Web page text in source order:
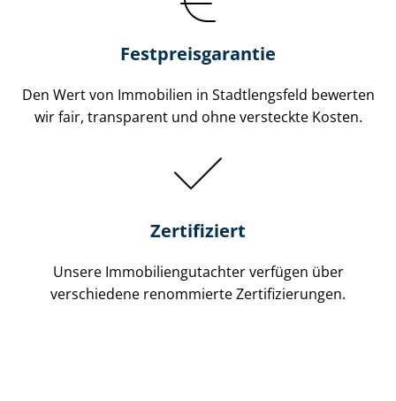
Festpreis​garantie
Den Wert von Immobilien in Stadtlengsfeld bewerten
wir fair, transparent und ohne versteckte Kosten.
Zertifiziert
Unsere Immobilien­gutachter verfügen über
verschiedene renommierte Zer­ti­fi­zie­run­gen.